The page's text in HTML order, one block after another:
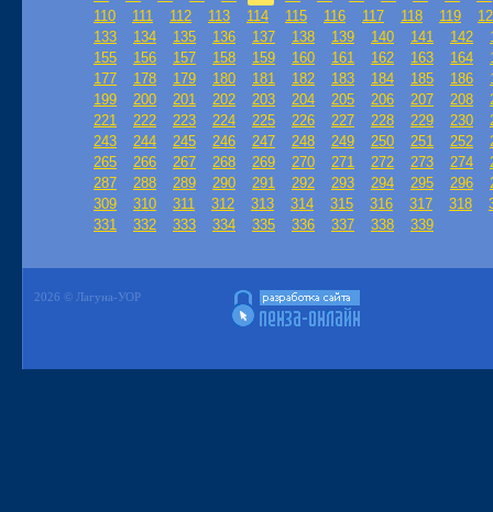
110
111 112 113 114 115 116 117 118 119
133
134 135 136 137 138 139 140 141 142
155
156 157 158 159 160 161 162 163 164
177
178 179 180 181 182 183 184 185 186
199
200 201 202 203 204 205 206 207 208
221
222 223 224 225 226 227 228 229 230
243
244 245 246 247 248 249 250 251 252
265
266 267 268 269 270 271 272 273 274
287
288 289 290 291 292 293 294 295 296
309
310 311 312 313 314 315 316 317 318
331
332 333 334 335 336 337 338 339
2026 © Лагуна-УОР